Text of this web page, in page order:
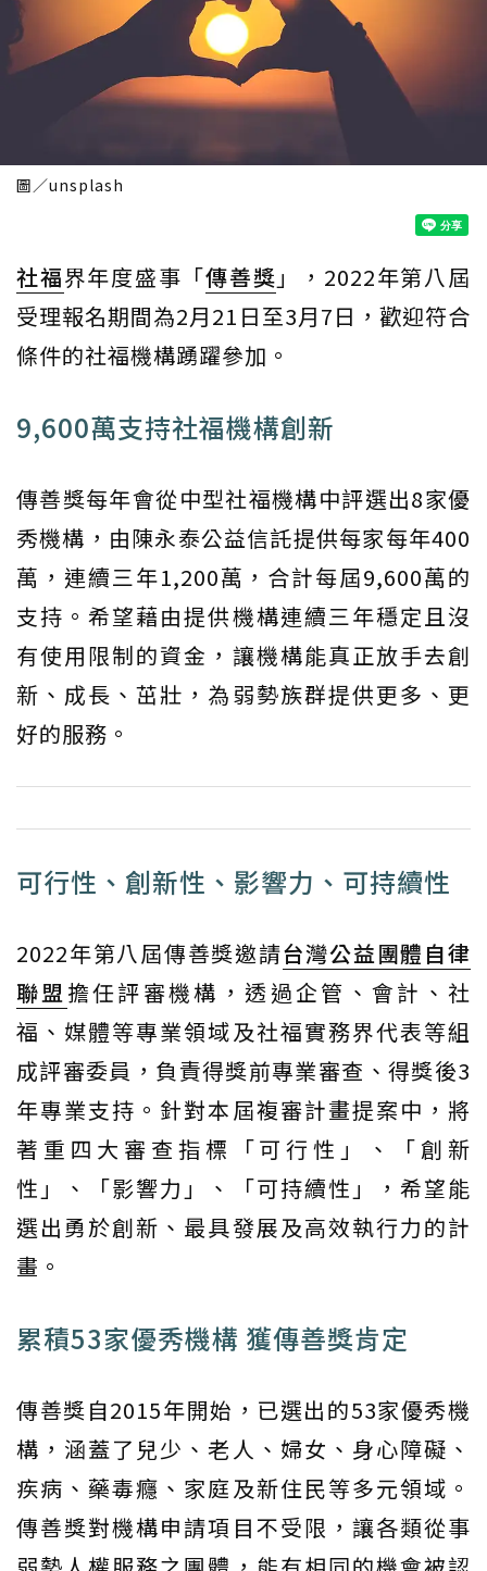
圖／unsplash
社福界年度盛事「傳善獎 」，2022年第八屆
受理報名期間為2月21日至3月7日，歡迎符合
條件的社福機構踴躍參加。
9,600萬支持社福機構創新
傳善獎每年會從中型社福機構中評選出8家優
秀機構，由陳永泰公益信託提供每家每年400
萬，連續三年1,200萬，合計每屆9,600萬的
支持。希望藉由提供機構連續三年穩定且沒
有使用限制的資金，讓機構能真正放手去創
新、成長、茁壯，為弱勢族群提供更多、更
好的服務。
可行性、創新性、影響力、可持續性
2022年第八屆傳善獎邀請台灣公益團體自律
聯盟 擔任評審機構，透過企管、會計、社
福、媒體等專業領域及社福實務界代表等組
成評審委員，負責得獎前專業審查、得獎後3
年專業支持。針對本屆複審計畫提案中，將
著重四大審查指標「可行性」、「創新
性」、「影響力」、「可持續性」，希望能
選出勇於創新、最具發展及高效執行力的計
畫。
累積53家優秀機構 獲傳善獎肯定
傳善獎自2015年開始，已選出的53家優秀機
構，涵蓋了兒少、老人、婦女、身心障礙、
疾病、藥毒癮、家庭及新住民等多元領域。
傳善獎對機構申請項目不受限，讓各類從事